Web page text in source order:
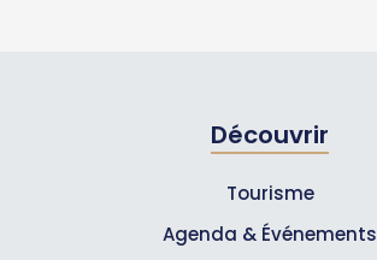
Découvrir
Tourisme
Agenda & Événements